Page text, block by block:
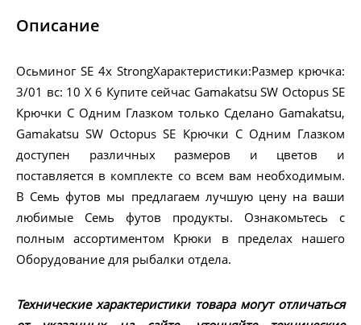
Описание
Осьминог SE 4x StrongХарактеристики:Размер крючка:
3/01 вс: 10 X 6 Купите сейчас Gamakatsu SW Octopus SE
Крючки С Одним Глазком только Сделано Gamakatsu,
Gamakatsu SW Octopus SE Крючки С Одним Глазком
доступен различных размеров и цветов и
поставляется в комплекте со всем вам необходимым.
В Семь футов мы предлагаем лучшую цену на ваши
любимые Семь футов продукты. Ознакомьтесь с
полным ассортиментом Крюки в пределах нашего
Оборудование для рыбалки отдела.
Технические характеристики товара могут отличаться